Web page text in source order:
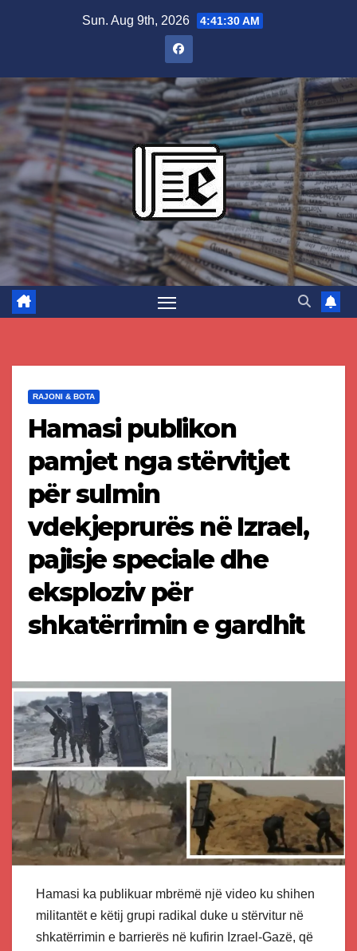
Sun. Aug 9th, 2026 4:41:31 AM
RAJONI & BOTA
Hamasi publikon
pamjet nga stërvitjet
për sulmin
vdekjeprurës në Izrael,
pajisje speciale dhe
eksploziv për
shkatërrimin e gardhit
Hamasi ka publikuar mbrëmë një video ku shihen
militantët e këtij grupi radikal duke u stërvitur në
shkatërrimin e barrierës në kufirin Izrael-Gazë, që